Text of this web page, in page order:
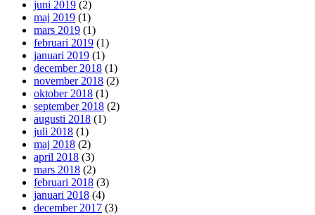
juni 2019 (2)
maj 2019 (1)
mars 2019 (1)
februari 2019 (1)
januari 2019 (1)
december 2018 (1)
november 2018 (2)
oktober 2018 (1)
september 2018 (2)
augusti 2018 (1)
juli 2018 (1)
maj 2018 (2)
april 2018 (3)
mars 2018 (2)
februari 2018 (3)
januari 2018 (4)
december 2017 (3)